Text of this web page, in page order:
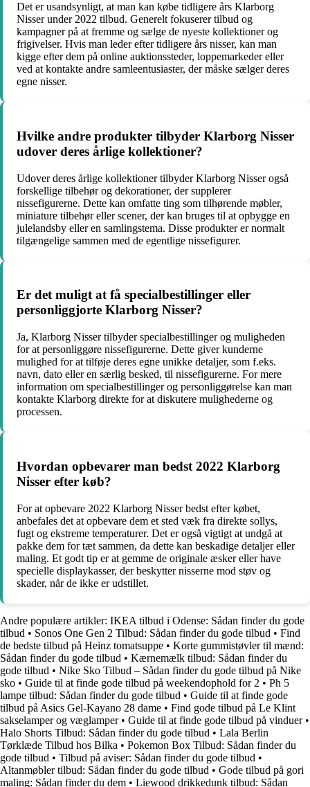
Det er usandsynligt, at man kan købe tidligere års Klarborg
Nisser under 2022 tilbud. Generelt fokuserer tilbud og
kampagner på at fremme og sælge de nyeste kollektioner og
frigivelser. Hvis man leder efter tidligere års nisser, kan man
kigge efter dem på online auktionssteder, loppemarkeder eller
ved at kontakte andre samleentusiaster, der måske sælger deres
egne nisser.
Hvilke andre produkter tilbyder Klarborg Nisser
udover deres årlige kollektioner?
Udover deres årlige kollektioner tilbyder Klarborg Nisser også
forskellige tilbehør og dekorationer, der supplerer
nissefigurerne. Dette kan omfatte ting som tilhørende møbler,
miniature tilbehør eller scener, der kan bruges til at opbygge en
julelandsby eller en samlingstema. Disse produkter er normalt
tilgængelige sammen med de egentlige nissefigurer.
Er det muligt at få specialbestillinger eller
personliggjorte Klarborg Nisser?
Ja, Klarborg Nisser tilbyder specialbestillinger og muligheden
for at personliggøre nissefigurerne. Dette giver kunderne
mulighed for at tilføje deres egne unikke detaljer, som f.eks.
navn, dato eller en særlig besked, til nissefigurerne. For mere
information om specialbestillinger og personliggørelse kan man
kontakte Klarborg direkte for at diskutere mulighederne og
processen.
Hvordan opbevarer man bedst 2022 Klarborg
Nisser efter køb?
For at opbevare 2022 Klarborg Nisser bedst efter købet,
anbefales det at opbevare dem et sted væk fra direkte sollys,
fugt og ekstreme temperaturer. Det er også vigtigt at undgå at
pakke dem for tæt sammen, da dette kan beskadige detaljer eller
maling. Et godt tip er at gemme de originale æsker eller have
specielle displaykasser, der beskytter nisserne mod støv og
skader, når de ikke er udstillet.
Andre populære artikler: IKEA tilbud i Odense: Sådan finder du gode
tilbud • Sonos One Gen 2 Tilbud: Sådan finder du gode tilbud • Find
de bedste tilbud på Heinz tomatsuppe • Korte gummistøvler til mænd:
Sådan finder du gode tilbud • Kærnemælk tilbud: Sådan finder du
gode tilbud • Nike Sko Tilbud – Sådan finder du gode tilbud på Nike
sko • Guide til at finde gode tilbud på weekendophold for 2 • Ph 5
lampe tilbud: Sådan finder du gode tilbud • Guide til at finde gode
tilbud på Asics Gel-Kayano 28 dame • Find gode tilbud på Le Klint
sakselamper og væglamper• Guide til at finde gode tilbud på vinduer•
Halo Shorts Tilbud: Sådan finder du gode tilbud • Lala Berlin
Tørklæde Tilbud hos Bilka • Pokemon Box Tilbud: Sådan finder du
gode tilbud • Tilbud på aviser: Sådan finder du gode tilbud •
Altanmøbler tilbud: Sådan finder du gode tilbud • Gode tilbud på gori
maling: Sådan finder du dem • Liewood drikkedunk tilbud: Sådan